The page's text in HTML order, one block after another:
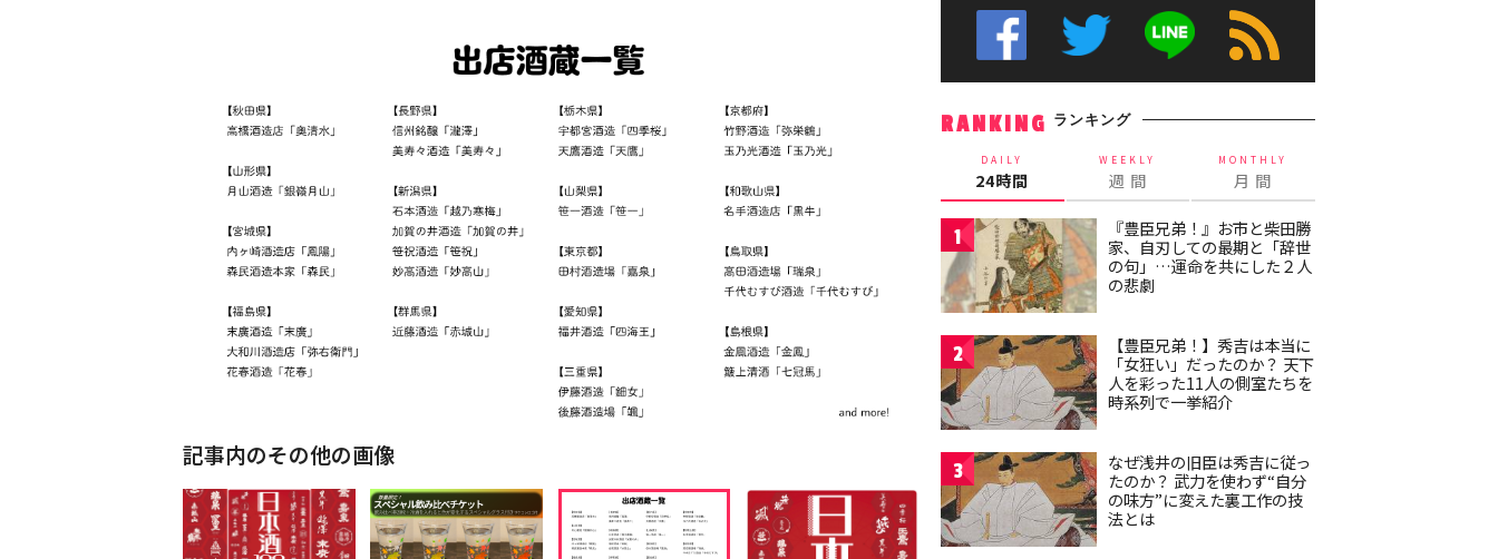
記事内のその他の画像
RANKING ランキング
DAILY
24時間
WEEKLY
週 間
MONTHLY
月 間
1
『豊臣兄弟！』お市と柴田勝
家、自刃しての最期と「辞世
の句」…運命を共にした２人
の悲劇
2
【豊臣兄弟！】秀吉は本当に
「女狂い」だったのか？ 天下
人を彩った11人の側室たちを
時系列で一挙紹介
3
なぜ浅井の旧臣は秀吉に従っ
たのか？ 武力を使わず“自分
の味方”に変えた裏工作の技
法とは